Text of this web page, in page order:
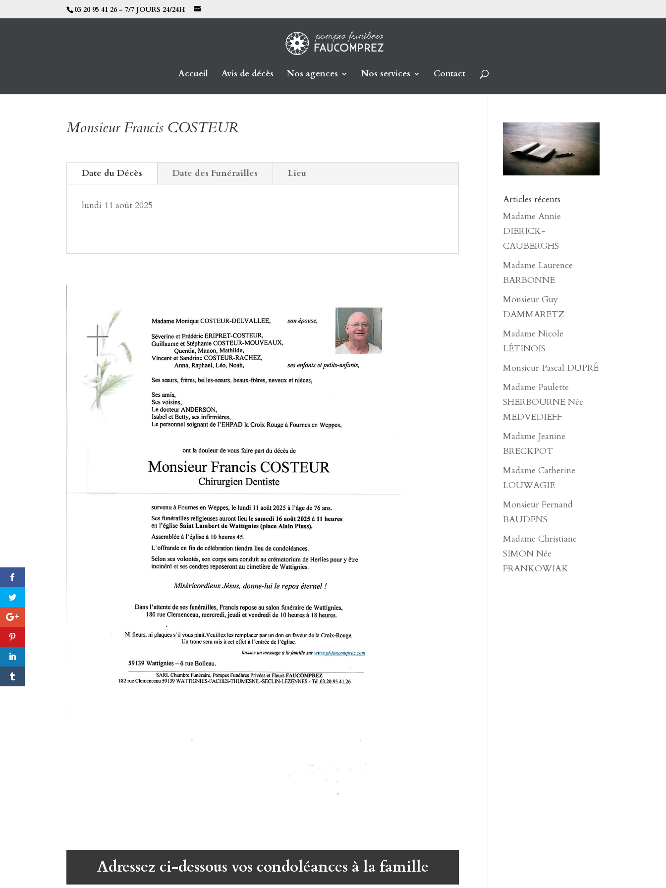
03 20 95 41 26 - 7/7 JOURS 24/24H
Accueil Avis de décès Nos agences Nos services Contact
Monsieur Francis COSTEUR
Date du Décès Date des Funérailles Lieu
lundi 11 août 2025
Adressez ci-dessous vos condoléances à la famille
Articles récents
Madame Annie
DIERICK-
CAUBERGHS
Madame Laurence
BARBONNE
Monsieur Guy
DAMMARETZ
Madame Nicole
LÉTINOIS
Monsieur Pascal DUPRÉ
Madame Paulette
SHERBOURNE Née
MEDVEDIEFF
Madame Jeanine
BRECKPOT
Madame Catherine
LOUWAGIE
Monsieur Fernand
BAUDENS
Madame Christiane
SIMON Née
FRANKOWIAK